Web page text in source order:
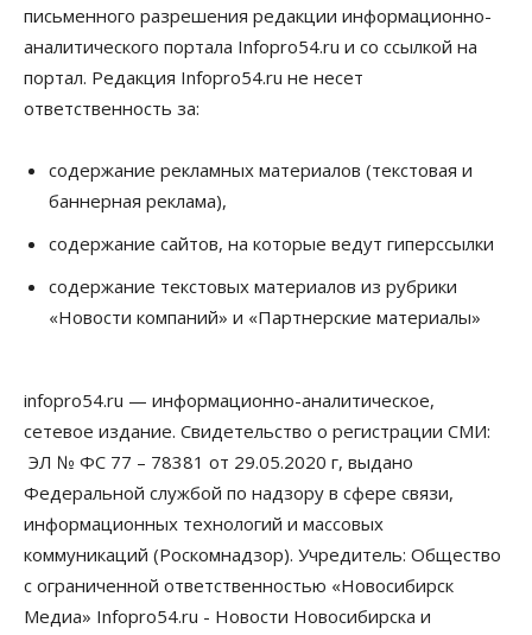
Общество
Места в колледжах Новосибирска будут
«бронировать» со школы
09 Августа 2026, 11:00
новосибирской сети СТО пояснил кому можно
заливать бензин Евро‑2
09 Августа 2026, 10:00
Работодатели Новосибирска заявили в центры
занятости почти 32 тысячи вакансий
09 Августа 2026, 09:00
Спрос на машино-места в
Новосибирской области вырос в полтора раза
08 Августа 2026, 18:00
Общество
К современному юридическому образованию в
России возникает много вопросов
08 Августа 2026, 17:00
Общество
письменного разрешения редакции информационно-
аналитического портала Infopro54.ru и со ссылкой на
портал. Редакция Infopro54.ru не несет
ответственность за:
содержание рекламных материалов (текстовая и
баннерная реклама),
содержание сайтов, на которые ведут гиперссылки
содержание текстовых материалов из рубрики
«Новости компаний» и «Партнерские материалы»
infopro54.ru — информационно-аналитическое,
сетевое издание. Свидетельство о регистрации СМИ:
ЭЛ № ФС 77 – 78381 от 29.05.2020 г, выдано
Федеральной службой по надзору в сфере связи,
информационных технологий и массовых
коммуникаций (Роскомнадзор). Учредитель: Общество
с ограниченной ответственностью «Новосибирск
Медиа» Infopro54.ru - Новости Новосибирска и